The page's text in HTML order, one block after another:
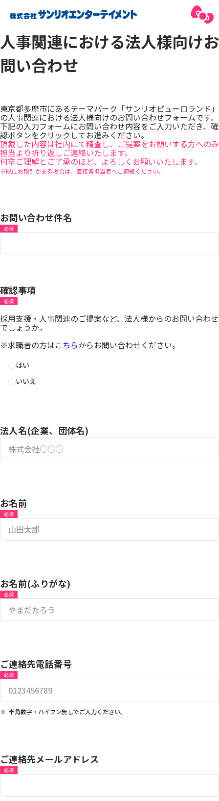
人事関連における法人様向けお
問い合わせ
東京都多摩市にあるテーマパーク「サンリオピューロランド」
の人事関連における法人様向けのお問い合わせフォームです。
下記の入力フォームにお問い合わせ内容をご入力いただき、確
認ボタンをクリックしてお進みください。
頂戴した内容は社内にて精査し、ご提案をお願いする方へのみ
担当より折り返しご連絡いたします。
何卒ご理解とご了承のほど、よろしくお願いいたします。
※既にお取引がある場合は、直接各担当者へご連絡ください。
お問い合わせ件名
必須
確認事項
必須
採用支援・人事関連のご提案など、法人様からのお問い合わせ
でしょうか。
※求職者の方はこちらからお問い合わせください。
はい
いいえ
法人名(企業、団体名)
お名前
必須
お名前(ふりがな)
必須
ご連絡先電話番号
必須
半角数字・ハイフン無しでご入力ください。
ご連絡先メールアドレス
必須